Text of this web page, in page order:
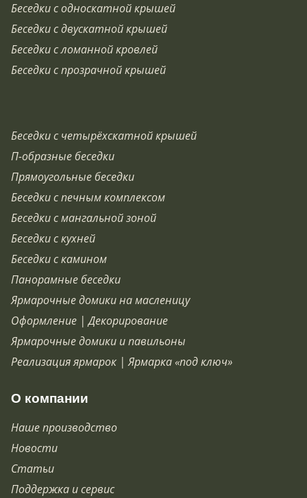
Беседки с односкатной крышей
Беседки с двускатной крышей
Беседки с ломанной кровлей
Беседки с прозрачной крышей
Беседки с четырёхскатной крышей
П-образные беседки
Прямоугольные беседки
Беседки с печным комплексом
Беседки с мангальной зоной
Беседки с кухней
Беседки с камином
Панорамные беседки
Ярмарочные домики на масленицу
Оформление | Декорирование
Ярмарочные домики и павильоны
Реализация ярмарок | Ярмарка «под ключ»
О компании
Наше производство
Новости
Статьи
Поддержка и сервис